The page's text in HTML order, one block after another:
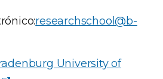
researchschool@b-
University of